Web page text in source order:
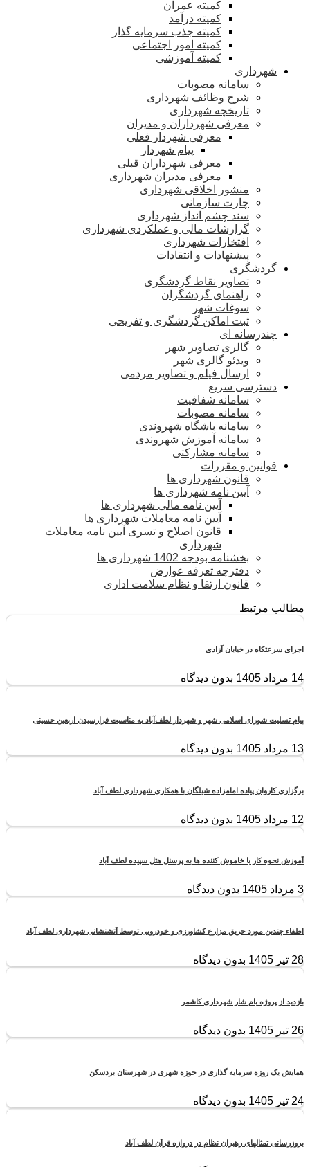
کمیته عمران
کمیته درآمد
کمیته جذب سرمایه گذار
کمیته امور اجتماعی
کمیته آموزشی
شهرداری
سامانه مصوبات
شرح وظائف شهرداری
تاریخچه شهرداری
معرفی شهرداران و مدیران
معرفی شهردار فعلی
پیام شهردار
معرفی شهرداران قبلی
معرفی مدیران شهرداری
منشور اخلاقی شهرداری
چارت سازمانی
سند چشم انداز شهرداری
گزارشات مالی و عملکردی شهرداری
افتخارات شهرداری
پیشنهادات و انتقادات
گردشگری
تصاویر نقاط گردشگری
راهنمای گردشگران
سوغات شهر
ثبت اماکن گردشگری و تفریحی
چندرسانه ای
گالری تصاویر شهر
ویدئو گالری شهر
ارسال فیلم و تصاویر مردمی
دسترسی سریع
سامانه شفافیت
سامانه مصوبات
سامانه باشگاه شهروندی
سامانه آموزش شهروندی
سامانه مشارکتی
قوانین و مقررات
قانون شهرداری ها
آیین نامه شهرداری ها
آیین نامه مالی شهرداری ها
آیین نامه معاملات شهرداری ها
قانون اصلاح و تسری آیین نامه معاملات
شهرداری
بخشنامه بودجه 1402 شهرداری ها
دفترچه تعرفه عوارض
قانون ارتقا و نظام سلامت اداری
مطالب مرتبط
اجرای سرعتکاه در خیابان آزادی
14 مرداد 1405 بدون دیدگاه
پیام تسلیت شورای اسلامی شهر و شهردار لطف‌آباد به مناسبت فرارسیدن اربعین حسینی
13 مرداد 1405 بدون دیدگاه
برگزاری کاروان پیاده امامزاده شیلگان با همکاری شهرداری لطف آباد
12 مرداد 1405 بدون دیدگاه
آموزش نحوه کار با خاموش کننده ها به پرسنل هتل سپیده لطف آباد
3 مرداد 1405 بدون دیدگاه
اطفاء چندین مورد حریق مزارع کشاورزی و خودرویی توسط آتشنشانی شهرداری لطف آباد
28 تیر 1405 بدون دیدگاه
بازدید از پروژه بام شار شهرداری کاشمر
26 تیر 1405 بدون دیدگاه
همایش یک روزه سرمایه گذاری در حوزه شهری در شهرستان بردسکن
24 تیر 1405 بدون دیدگاه
بروزرسانی تمثالهای رهبران نظام در دروازه قرآن لطف آباد